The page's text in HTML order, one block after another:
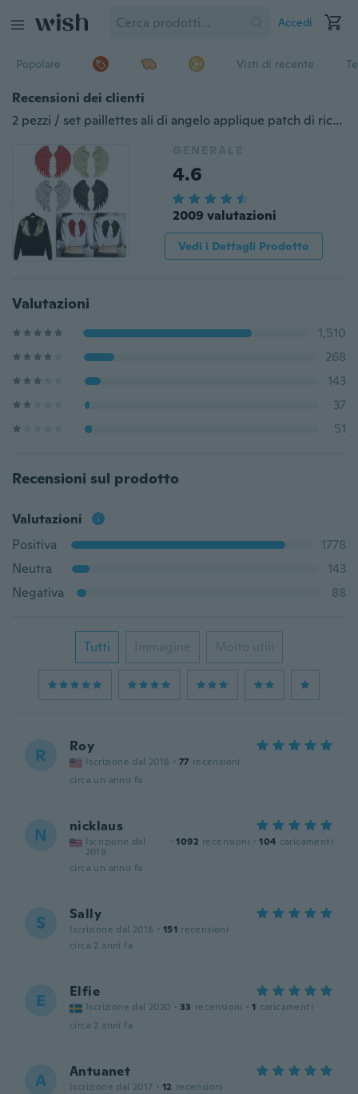
Accedi
Popolare Visti di recente
Recensioni dei clienti
2 pezzi / set paillettes ali di angelo applique patch di ricamo patche per abbigliamento vestiti parches accessori per adesivi patch di cucito
GENERALE
4.6
2009 valutazioni
Vedi i Dettagli Prodotto
Valutazioni
1,510
268
143
37
51
Recensioni sul prodotto
Valutazioni
Positiva
1778
Neutra
143
Negativa
88
Tutti Immagine Molto utili
R Roy
Iscrizione dal 2018 · 77 recensioni
circa un anno fa
N nicklaus
Iscrizione dal
2019
· 1092 recensioni · 104 caricamenti
circa un anno fa
S Sally
Iscrizione dal 2018 · 151 recensioni
circa 2 anni fa
E Elfie
Iscrizione dal 2020 · 33 recensioni · 1 caricamenti
circa 2 anni fa
A Antuanet
Iscrizione dal 2017 · 12 recensioni